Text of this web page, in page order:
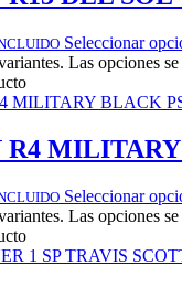
Seleccionar
Las opciones
R4
Seleccionar
Las opciones